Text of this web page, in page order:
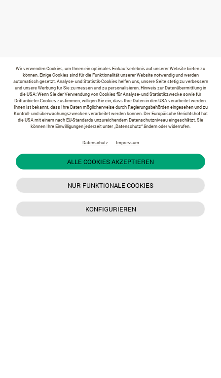
Wir verwenden Cookies, um Ihnen ein optimales Einkaufserlebnis auf unserer Website bieten zu
können. Einige Cookies sind für die Funktionalität unserer Website notwendig und werden
automatisch gesetzt. Analyse- und Statistik-Cookies helfen uns, unsere Seite stetig zu verbessern
und unsere Werbung für Sie zu messen und zu personalisieren. Hinweis zur Datenübermittlung in
die USA: Wenn Sie der Verwendung von Cookies für Analyse- und Statistikzwecke sowie für
Drittanbieter-Cookies zustimmen, willigen Sie ein, dass Ihre Daten in den USA verarbeitet werden.
Ihnen ist bekannt, dass Ihre Daten möglicherweise durch Regierungsbehörden eingesehen und zu
Kontroll- und überwachungszwecken verarbeitet werden können. Der Europäische Gerichtshof hat
die USA mit einem nach EU-Standards unzureichendem Datenschutzniveau eingeschätzt. Sie
können Ihre Einwilligungen jederzeit unter „Datenschutz“ ändern oder widerrufen.
Datenschutz Impressum
ALLE COOKIES AKZEPTIEREN
NUR FUNKTIONALE COOKIES
KONFIGURIEREN